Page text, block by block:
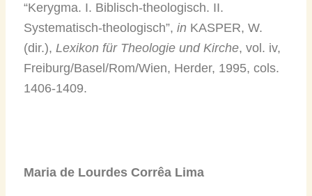
“Kerygma. I. Biblisch-theologisch. II.
Systematisch-theologisch”, in KASPER, W.
(dir.), Lexikon für Theologie und Kirche, vol. iv,
Freiburg/Basel/Rom/Wien, Herder, 1995, cols.
1406-1409.
Maria de Lourdes Corrêa Lima